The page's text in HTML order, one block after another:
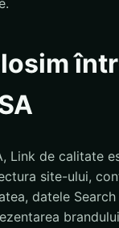
Link de calitate
site-ului,
datele Search